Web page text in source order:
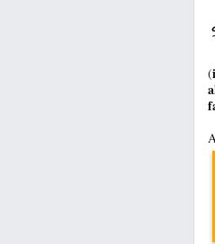
(